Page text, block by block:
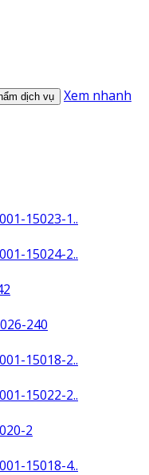
dịch vụ Xem nhanh
15023-1..
15024-2..
240
15018-2..
15022-2..
2
15018-4..